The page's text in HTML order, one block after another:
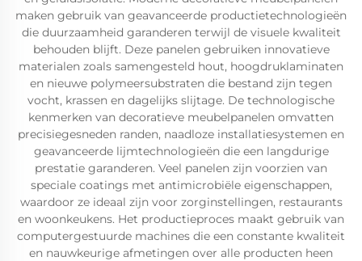
maken gebruik van geavanceerde productietechnologieën
die duurzaamheid garanderen terwijl de visuele kwaliteit
behouden blijft. Deze panelen gebruiken innovatieve
materialen zoals samengesteld hout, hoogdruklaminaten
en nieuwe polymeersubstraten die bestand zijn tegen
vocht, krassen en dagelijks slijtage. De technologische
kenmerken van decoratieve meubelpanelen omvatten
precisiegesneden randen, naadloze installatiesystemen en
geavanceerde lijmtechnologieën die een langdurige
prestatie garanderen. Veel panelen zijn voorzien van
speciale coatings met antimicrobiële eigenschappen,
waardoor ze ideaal zijn voor zorginstellingen, restaurants
en woonkeukens. Het productieproces maakt gebruik van
computergestuurde machines die een constante kwaliteit
en nauwkeurige afmetingen over alle producten heen